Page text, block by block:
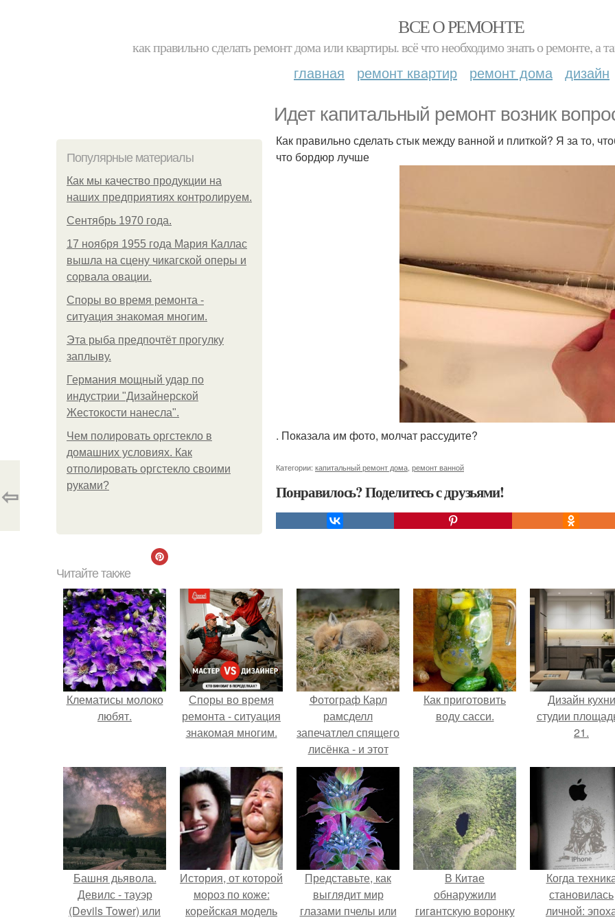
ВСЕ О РЕМОНТЕ
как правильно сделать ремонт дома или квартиры. всё что необходимо знать о ремонте,
главная ремонт квартир ремонт дома дизайн
Идет капитальный ремонт возник
Популярные материалы
Как мы качество продукции на
наших предприятиях контролируем.
Сентябрь 1970 года.
17 ноября 1955 года Мария Каллас
вышла на сцену чикагской оперы и
сорвала овации.
Споры во время ремонта -
ситуация знакомая многим.
Эта рыба предпочтёт прогулку
заплыву.
Германия мощный удар по
индустрии "Дизайнерской
Жестокости нанесла".
Чем полировать оргстекло в
домашних условиях. Как
отполировать оргстекло своими
руками?
Как правильно сделать стык между ванной и плиткой? Я за то,
что бордюр лучше
. Показала им фото, молчат рассудите?
Категории: капитальный ремонт дома ремонт ванной
Понравилось? Поделитесь с друзьями!
⇦
Читайте также
Клематисы молоко
любят.
Споры во время
ремонта - ситуация
знакомая многим.
Фотограф Карл
рамсделл
запечатлел спящего
лисёнка - и этот
кадр способен
растопить даже
самое суровое
сердце.
Как приготовить
воду сасси.
Дизайн кухни
студии
21.
Башня дьявола.
Девилс - тауэр
(Devils Tower) или
История, от которой
мороз по коже:
корейская модель
Представьте, как
выглядит мир
глазами пчелы или
В Китaе
обнаружили
гигaнтскую воронку
Когда
становилась
личной: